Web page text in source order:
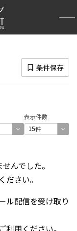
条件保存
表示件数
んでした。
さい。
ル配信を受け取り